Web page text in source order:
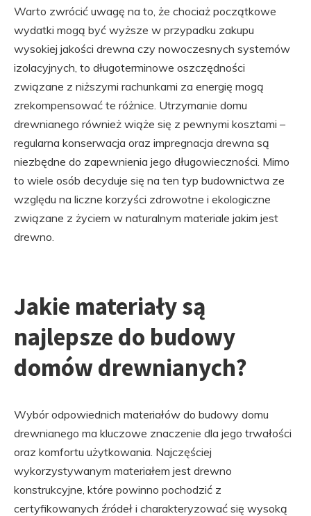
Warto zwrócić uwagę na to, że chociaż początkowe
wydatki mogą być wyższe w przypadku zakupu
wysokiej jakości drewna czy nowoczesnych systemów
izolacyjnych, to długoterminowe oszczędności
związane z niższymi rachunkami za energię mogą
zrekompensować te różnice. Utrzymanie domu
drewnianego również wiąże się z pewnymi kosztami –
regularna konserwacja oraz impregnacja drewna są
niezbędne do zapewnienia jego długowieczności. Mimo
to wiele osób decyduje się na ten typ budownictwa ze
względu na liczne korzyści zdrowotne i ekologiczne
związane z życiem w naturalnym materiale jakim jest
drewno.
Jakie materiały są
najlepsze do budowy
domów drewnianych?
Wybór odpowiednich materiałów do budowy domu
drewnianego ma kluczowe znaczenie dla jego trwałości
oraz komfortu użytkowania. Najczęściej
wykorzystywanym materiałem jest drewno
konstrukcyjne, które powinno pochodzić z
certyfikowanych źródeł i charakteryzować się wysoką